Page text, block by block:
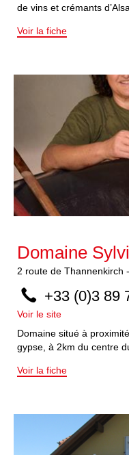
de vins et crémants
Voir la fiche
Domaine
2 route de Thannenkirch -
+33 (0)3 89
Voir le site
Domaine situé à
gypse, à 2km du centre
Voir la fiche